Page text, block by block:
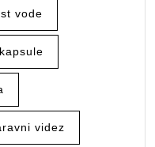
vode
videz